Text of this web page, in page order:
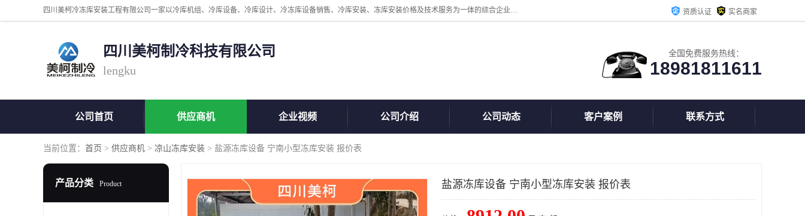
四川美柯冷冻库安装工程有限公司一家以冷库机组、冷库设备、冷库设计、冷冻库设备销售、冷库安装、冻库安装价格及技术服务为一体的综合企业，咨询热线：同等设备材料优惠10% 。公司各种类型安装组合式冷库、冷冻库、冷藏库、气调保鲜库、并提供成套设备供应、安装与调试、维护与维修、技术咨询、操作维修人员技术培训等 资质认证 实名商家
四川美柯制冷科技有限公司
lengku
全国免费服务热线：
18981811611
公司首页 供应商机 企业视频 公司介绍 公司动态 客户案例 联系方式
当前位置： 首页 > 供应商机 > 凉山冻库安装 > 盐源冻库设备 宁南小型冻库安装 报价表
产品分类 Product 盐源冻库设备 宁南小型冻库安装 报价表